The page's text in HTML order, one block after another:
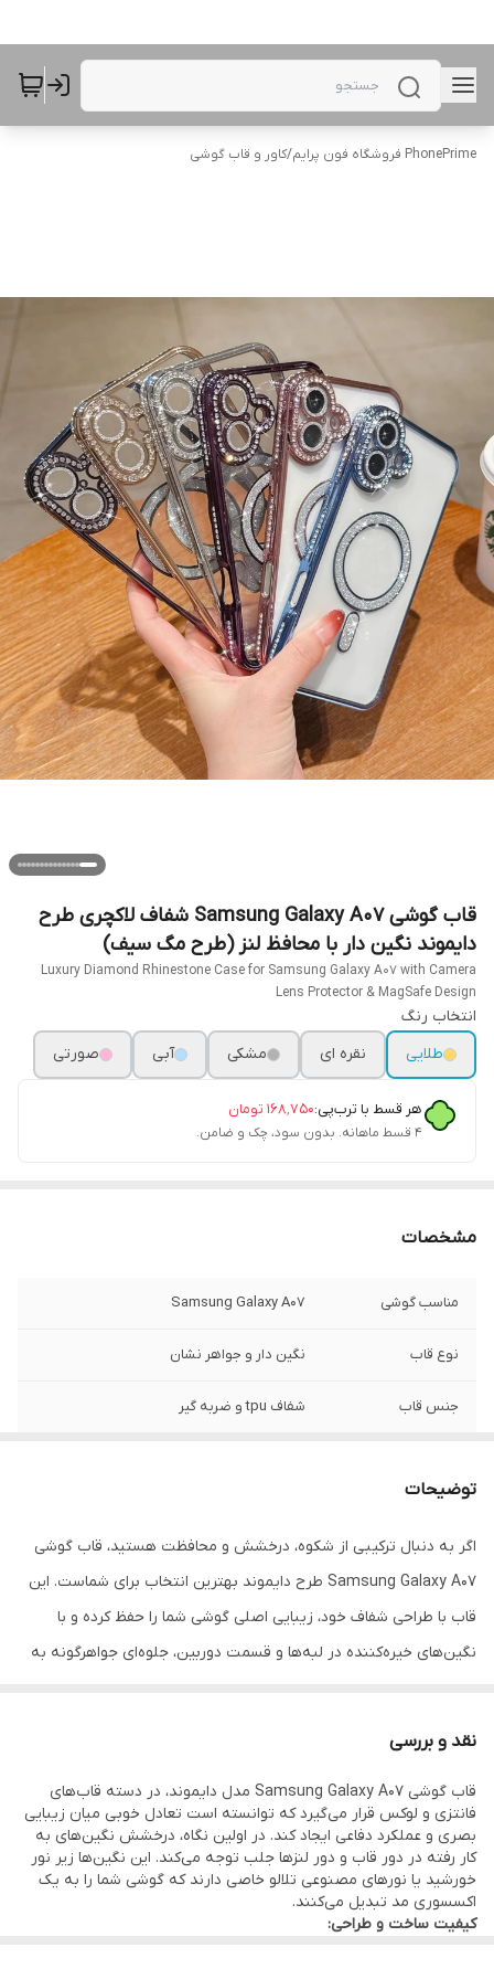
PhonePrime فروشگاه فون پرایم /کاور و قاب گوشی
قاب گوشی Samsung Galaxy A07 شفاف لاکچری طرح
دایموند نگین دار با محافظ لنز (طرح مگ سیف)
Luxury Diamond Rhinestone Case for Samsung Galaxy A07 with Camera
Lens Protector & MagSafe Design
انتخاب رنگ
طلایی
نقره ای مشکی آبی صورتی
هر قسط با ترب‌پی:۱۶۸٬۷۵۰ تومان
۴ قسط ماهانه. بدون سود، چک و ضامن.
مشخصات
مناسب گوشی Samsung Galaxy A07
نوع قاب نگین دار و جواهر نشان
جنس قاب شفاف tpu و ضربه گیر
توضیحات
اگر به دنبال ترکیبی از شکوه، درخشش و محافظت هستید، قاب گوشی
Samsung Galaxy A07 طرح دایموند بهترین انتخاب برای شماست. این
قاب با طراحی شفاف خود، زیبایی اصلی گوشی شما را حفظ کرده و با
نگین‌های خیره‌کننده در لبه‌ها و قسمت دوربین، جلوه‌ای جواهرگونه به
می‌کند. این قاب برای افرادی که به دنبال استایلی خاص و لاکچری
هستند، طراحی شده است.
از نظر امنیت، این کاور فراتر از یک محصول تزئینی عمل می‌کند. استفاده
از متریال TPU منعطف در لبه‌ها باعث می‌شود که ضربات ناشی از سقوط
به خوبی جذب شده و بدنه گوشی آسیب نبیند. مهم‌ترین ویژگی حفاظتی
این قاب، محافظ لنز داخلی آن است که با نگین‌های ظریف پوشانده شده
نقد و بررسی
قاب گوشی Samsung Galaxy A07 مدل دایموند، در دسته قاب‌های
فانتزی و لوکس قرار می‌گیرد که توانسته است تعادل خوبی میان زیبایی
بصری و عملکرد دفاعی ایجاد کند. در اولین نگاه، درخشش نگین‌های به
کار رفته در دور قاب و دور لنزها جلب توجه می‌کند. این نگین‌ها زیر نور
خورشید یا نورهای مصنوعی تلالو خاصی دارند که گوشی شما را به یک
اکسسوری مد تبدیل می‌کنند.
کیفیت ساخت و طراحی: